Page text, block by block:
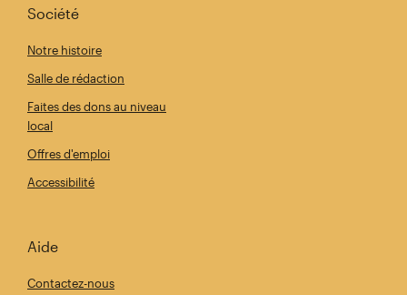
Société
Notre histoire
Salle de rédaction
Faites des dons au niveau
local
Offres d'emploi
Accessibilité
Aide
Contactez-nous